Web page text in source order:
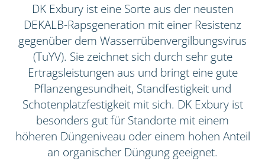
DK Exbury ist eine Sorte aus der neusten
DEKALB-Rapsgeneration mit einer Resistenz
gegenüber dem Wasserrübenvergilbungsvirus
(TuYV). Sie zeichnet sich durch sehr gute
Ertragsleistungen aus und bringt eine gute
Pflanzengesundheit, Standfestigkeit und
Schotenplatzfestigkeit mit sich. DK Exbury ist
besonders gut für Standorte mit einem
höheren Düngeniveau oder einem hohen Anteil
an organischer Düngung geeignet.